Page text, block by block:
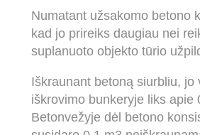
Numatant užsakomo betono
kad jo prireiks daugiau nei
suplanuoto objekto tūrio
Iškraunant betoną siurbliu, jo
iškrovimo bunkeryje liks apie
Betonvežyje dėl betono